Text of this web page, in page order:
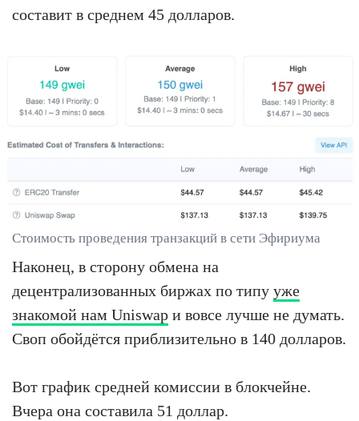
составит в среднем 45 долларов.
Стоимость проведения транзакций в сети Эфириума
Наконец, в сторону обмена на
децентрализованных биржах по типу уже
знакомой нам Uniswap и вовсе лучше не думать.
Своп обойдётся приблизительно в 140 долларов.
Вот график средней комиссии в блокчейне.
Вчера она составила 51 доллар.